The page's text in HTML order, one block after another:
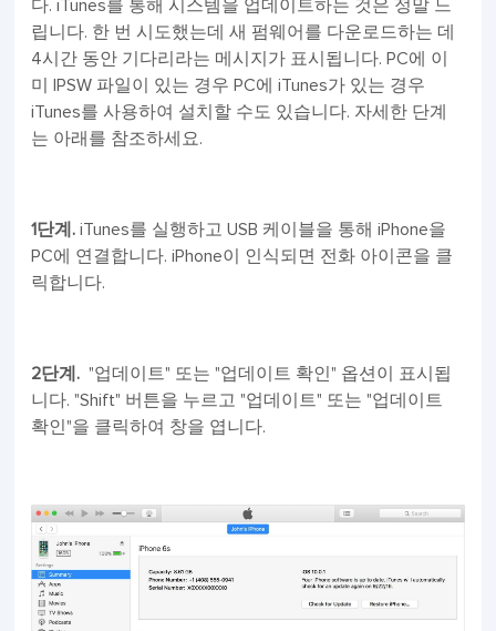
다. iTunes를 통해 시스템을 업데이트하는 것은 정말 느
립니다. 한 번 시도했는데 새 펌웨어를 다운로드하는 데
4시간 동안 기다리라는 메시지가 표시됩니다. PC에 이
미 IPSW 파일이 있는 경우 PC에 iTunes가 있는 경우
iTunes를 사용하여 설치할 수도 있습니다. 자세한 단계
는 아래를 참조하세요.
1단계. iTunes를 실행하고 USB 케이블을 통해 iPhone을
PC에 연결합니다. iPhone이 인식되면 전화 아이콘을 클
릭합니다.
2단계. "업데이트" 또는 "업데이트 확인" 옵션이 표시됩
니다. "Shift" 버튼을 누르고 "업데이트" 또는 "업데이트
확인"을 클릭하여 창을 엽니다.